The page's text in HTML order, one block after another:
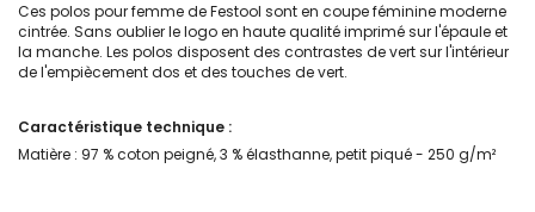
Ces polos pour femme de Festool sont en coupe féminine moderne
cintrée. Sans oublier le logo en haute qualité imprimé sur l'épaule et
la manche. Les polos disposent des contrastes de vert sur l'intérieur
de l'empiècement dos et des touches de vert.
Caractéristique technique :
Matière : 97 % coton peigné, 3 % élasthanne, petit piqué - 250 g/m²